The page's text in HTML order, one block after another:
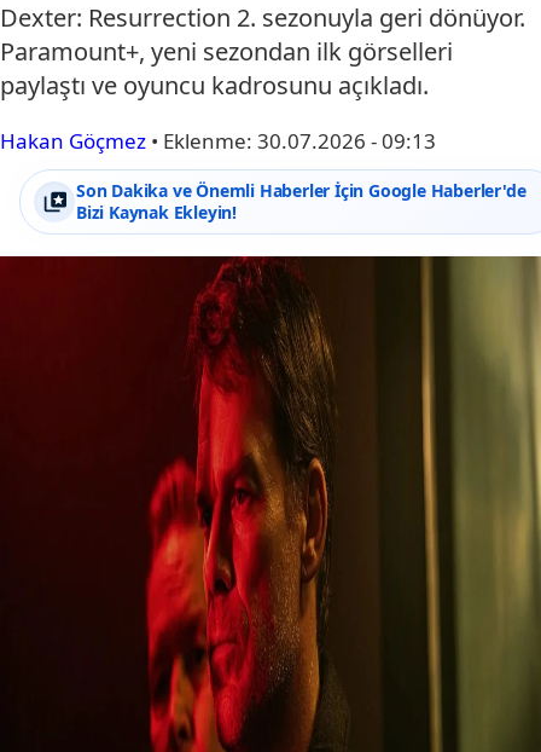
Dexter: Resurrection 2. sezonuyla geri dönüyor.
Paramount+, yeni sezondan ilk görselleri
paylaştı ve oyuncu kadrosunu açıkladı.
Hakan Göçmez • Eklenme: 30.07.2026 - 09:13
Son Dakika ve Önemli Haberler İçin Google Haberler'de
Bizi Kaynak Ekleyin!